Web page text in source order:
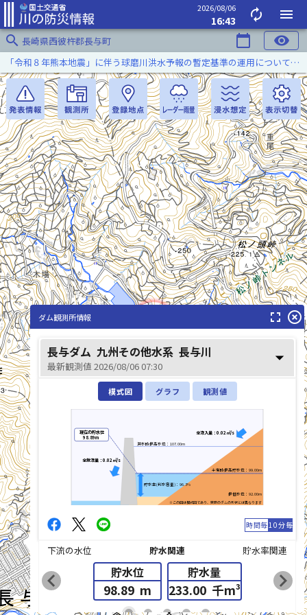
2026/08/06
16:43 autorenew
menu
search 長崎県西彼杵郡長与町 calendar_today visibility
長与川(ながよがわ)
「令和８年熊本地震」に伴う球磨川洪水予報の暫定基準の運用について（令和８年８月５日）
list_alt
ダム観測所情報 fullscreen highlight_off
長与ダム 九州その他水系 長与川
最新観測値 2026/08/06 07:30 arrow_drop_down
模式図 グラフ 観測値
※この図は模式図であり、実際のダムの形状とは異なります
洪水時最高水位：107.00m
平常時最高貯水位：99.00m
最低水位：92.00m
貯水率(利水容量)：96.3%
現在の貯水位
98.89m
全流入量：0.02㎥/s
全放流量：0.02㎥/s
時間毎10分毎
下流の水位 貯水関連 貯水率関連
貯水位
98.89 m
貯水量
233.00 千m³
chevron_left chevron_right